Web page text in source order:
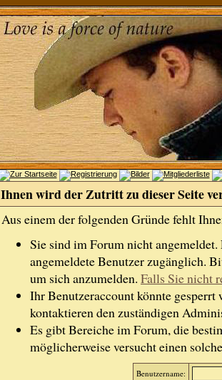
Ihnen wird der Zutritt zu dieser Seite
Aus einem der folgenden Gründe fehlt
Sie sind im Forum nicht
angemeldete Benutzer zugänglich.
um sich anzumelden. Falls Sie nicht
Ihr Benutzeraccount könnte gesperrt
kontaktieren den zuständigen
Es gibt Bereiche im Forum, die
möglicherweise versucht einen
Benutzername: